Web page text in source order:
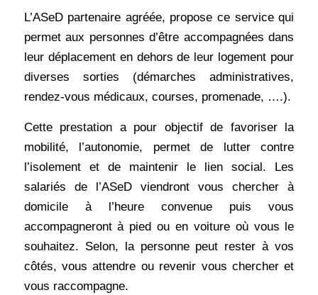
L’ASeD partenaire agréée, propose ce service qui
permet aux personnes d’être accompagnées dans
leur déplacement en dehors de leur logement pour
diverses sorties (démarches administratives,
rendez-vous médicaux, courses, promenade, ….).
Cette prestation a pour objectif de favoriser la
mobilité, l’autonomie, permet de lutter contre
l’isolement et de maintenir le lien social. Les
salariés de l’ASeD viendront vous chercher à
domicile à l’heure convenue puis vous
accompagneront à pied ou en voiture où vous le
souhaitez. Selon, la personne peut rester à vos
côtés, vous attendre ou revenir vous chercher et
vous raccompagne.